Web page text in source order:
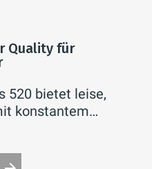
Quality für
520 bietet leise,
konstantem
und